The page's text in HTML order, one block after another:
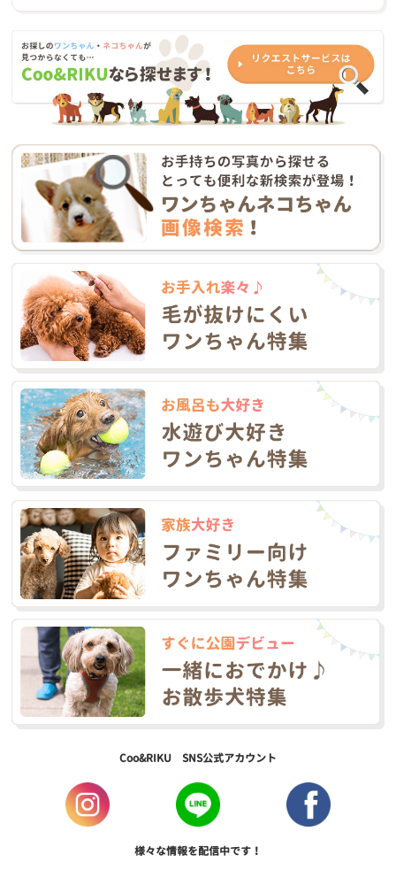
Coo&RIKU SNS公式アカウント
様々な情報を配信中です！